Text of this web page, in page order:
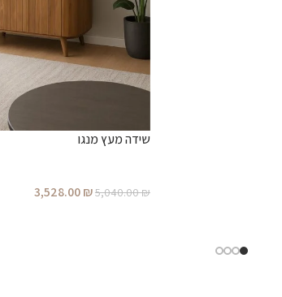
שידה מעץ מנגו
5,040.00₪
3,528.00₪